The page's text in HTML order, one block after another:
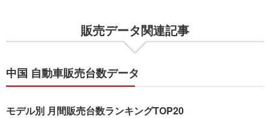
販売データ関連記事
中国 自動車販売台数データ
モデル別 月間販売台数ランキングTOP20